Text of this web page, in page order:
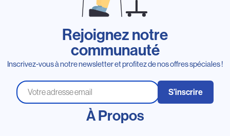
Rejoignez notre
communauté
Inscrivez-vous à notre newsletter et profitez de nos offres spéciales !
S’inscrire
À Propos